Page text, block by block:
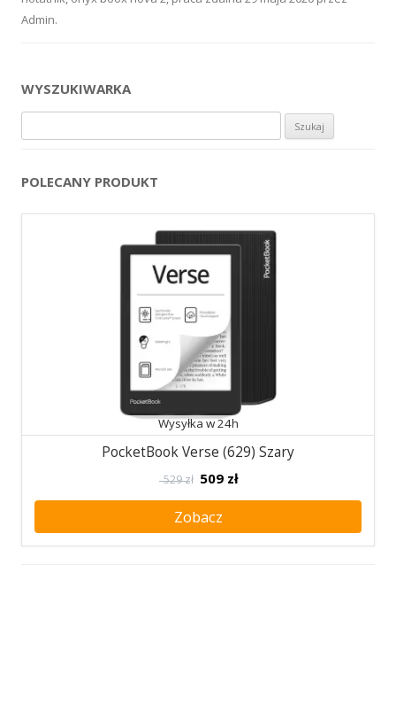
Admin.
WYSZUKIWARKA
POLECANY PRODUKT
Wysyłka w 24h
PocketBook Verse (629) Szary
529 zł 509 zł
Zobacz